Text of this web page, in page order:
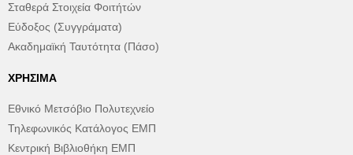
Σταθερά Στοιχεία Φοιτήτών
Εύδοξος (Συγγράματα)
Ακαδημαϊκή Ταυτότητα (Πάσο)
ΧΡΉΣΙΜΑ
Εθνικό Μετσόβιο Πολυτεχνείο
Τηλεφωνικός Κατάλογος ΕΜΠ
Κεντρική Βιβλιοθήκη ΕΜΠ